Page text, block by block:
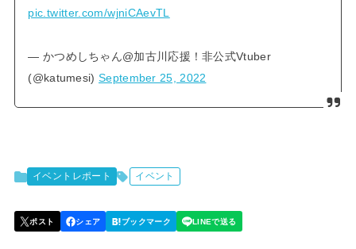
pic.twitter.com/wjniCAevTL
— かつめしちゃん@加古川応援！非公式Vtuber
(@katumesi) September 25, 2022
イベントレポート イベント